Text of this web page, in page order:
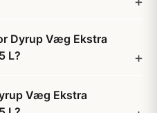
Dyrup Væg Ekstra
L?
Væg Ekstra